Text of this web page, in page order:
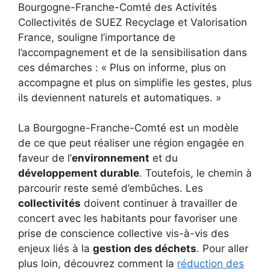
Bourgogne-Franche-Comté des Activités
Collectivités de SUEZ Recyclage et Valorisation
France, souligne l’importance de
l’accompagnement et de la sensibilisation dans
ces démarches : « Plus on informe, plus on
accompagne et plus on simplifie les gestes, plus
ils deviennent naturels et automatiques. »
La Bourgogne-Franche-Comté est un modèle
de ce que peut réaliser une région engagée en
faveur de l’environnement et du
développement durable. Toutefois, le chemin à
parcourir reste semé d’embûches. Les
collectivités doivent continuer à travailler de
concert avec les habitants pour favoriser une
prise de conscience collective vis-à-vis des
enjeux liés à la gestion des déchets. Pour aller
plus loin, découvrez comment la réduction des